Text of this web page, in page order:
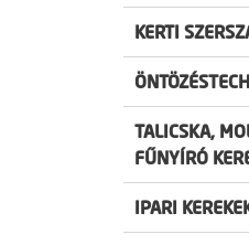
KERTI
TALICSKA,
FŰNYÍRÓ
IPARI